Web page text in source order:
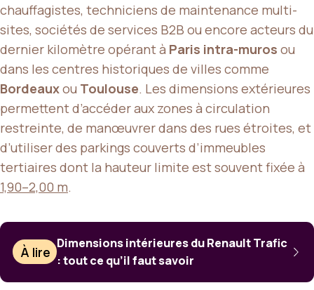
chauffagistes, techniciens de maintenance multi-
sites, sociétés de services B2B ou encore acteurs du
dernier kilomètre opérant à Paris intra-muros ou
dans les centres historiques de villes comme
Bordeauxou Toulouse. Les dimensions extérieures
permettent d’accéder aux zones à circulation
restreinte, de manœuvrer dans des rues étroites, et
d’utiliser des parkings couverts d’immeubles
tertiaires dont la hauteur limite est souvent fixée à
1,90–2,00 m.
À lire
Dimensions intérieures du Renault Trafic
: tout ce qu’il faut savoir